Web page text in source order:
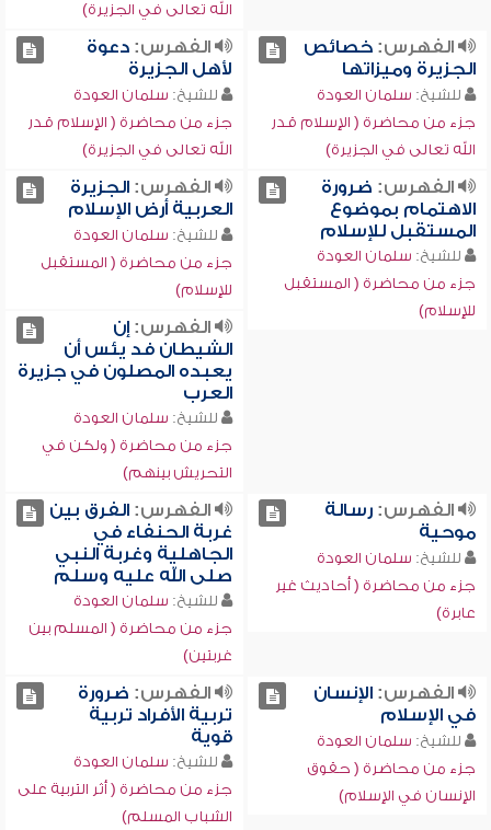
الله تعالى في الجزيرة)
الفهرس:خصائص
الجزيرة وميزاتها
للشيخ: سلمان العودة
جزء من محاضرة ( الإسلام قدر
الله تعالى في الجزيرة)
الفهرس:دعوة
لأهل الجزيرة
للشيخ: سلمان العودة
جزء من محاضرة ( الإسلام قدر
الله تعالى في الجزيرة)
الفهرس: ضرورة
الاهتمام بموضوع
المستقبل للإسلام
للشيخ: سلمان العودة
جزء من محاضرة ( المستقبل
للإسلام)
الفهرس:الجزيرة
العربية أرض الإسلام
للشيخ: سلمان العودة
جزء من محاضرة ( المستقبل
للإسلام)
الفهرس:إن
الشيطان فد يئس أن
يعبده المصلون في جزيرة
العرب
للشيخ: سلمان العودة
جزء من محاضرة ( ولكن في
التحريش بينهم)
الفهرس:رسالة
موحية
للشيخ: سلمان العودة
جزء من محاضرة ( أحاديث غير
عابرة)
الفهرس:الفرق بين
غربة الحنفاء في
الجاهلية وغربة النبي
صلى الله عليه وسلم
للشيخ: سلمان العودة
جزء من محاضرة ( المسلم بين
غربتين)
الفهرس:الإنسان
في الإسلام
للشيخ: سلمان العودة
جزء من محاضرة ( حقوق
الإنسان في الإسلام)
الفهرس: ضرورة
تربية الأفراد تربية
قوية
للشيخ: سلمان العودة
جزء من محاضرة ( أثر التربية على
الشباب المسلم)